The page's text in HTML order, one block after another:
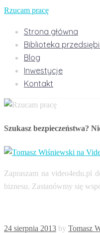
Rzucam pracę
Strona główna
Biblioteka
Blog
Inwestycje
Kontakt
Szukasz bezpieczeństwa?
Zapraszam na video4edu.pl
biznesu. Zastanówmy się
24 sierpnia 2013 by Tomasz